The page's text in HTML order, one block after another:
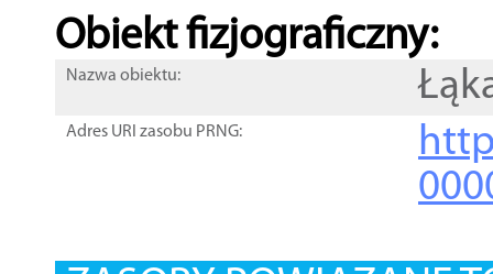
Obiekt fizjograficzny:
Nazwa obiektu:
Adres URI zasobu PRNG: